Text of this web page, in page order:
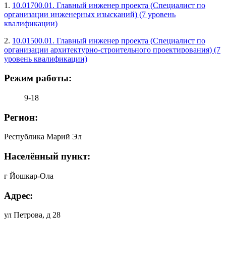
1. 10.01700.01. Главный инженер проекта (Специалист по
организации инженерных изысканий) (7 уровень
квалификации)
2. 10.01500.01. Главный инженер проекта (Специалист по
организации архитектурно-строительного проектирования) (7
уровень квалификации)
Режим работы:
9-18
Регион:
Республика Марий Эл
Населённый пункт:
г Йошкар-Ола
Адрес:
ул Петрова, д 28